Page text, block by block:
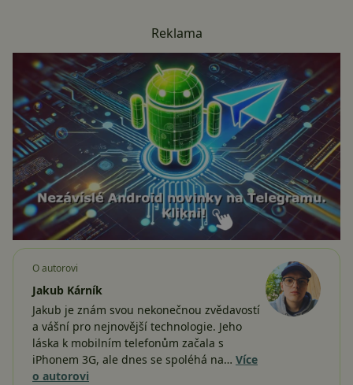
Reklama
O autorovi
Jakub Kárník
Jakub je znám svou nekonečnou zvědavostí
a vášní pro nejnovější technologie. Jeho
láska k mobilním telefonům začala s
iPhonem 3G, ale dnes se spoléhá na… Více
o autorovi